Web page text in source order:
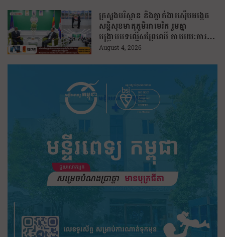
ក្រសួងបរិស្ថាន និងភ្នាក់ងារស៊ើបអង្កេត
សន្តិសុខមាតុភូមិអាមេរិក រួមគ្នា
បង្រ្កាបបទល្មើសព្រៃឈើ តាមរយៈការប្រើ
ប្រាស់បច្ចេកវិទ្យា
August 4, 2026